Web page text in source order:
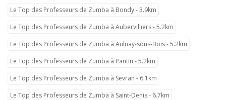
Le Top des Professeurs de Zumba à Bondy - 3.9km
Le Top des Professeurs de Zumba à Aubervilliers - 5.2km
Le Top des Professeurs de Zumba à Aulnay-sous-Bois - 5.2km
Le Top des Professeurs de Zumba à Pantin - 5.2km
Le Top des Professeurs de Zumba à Sevran - 6.1km
Le Top des Professeurs de Zumba à Saint-Denis - 6.7km